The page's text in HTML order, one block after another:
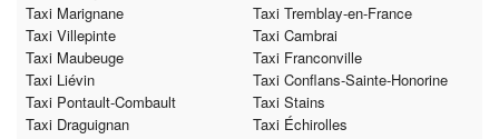
Taxi Marignane
Taxi Tremblay-en-France
Taxi Villepinte
Taxi Cambrai
Taxi Maubeuge
Taxi Franconville
Taxi Liévin
Taxi Conflans-Sainte-Honorine
Taxi Pontault-Combault
Taxi Stains
Taxi Draguignan
Taxi Échirolles